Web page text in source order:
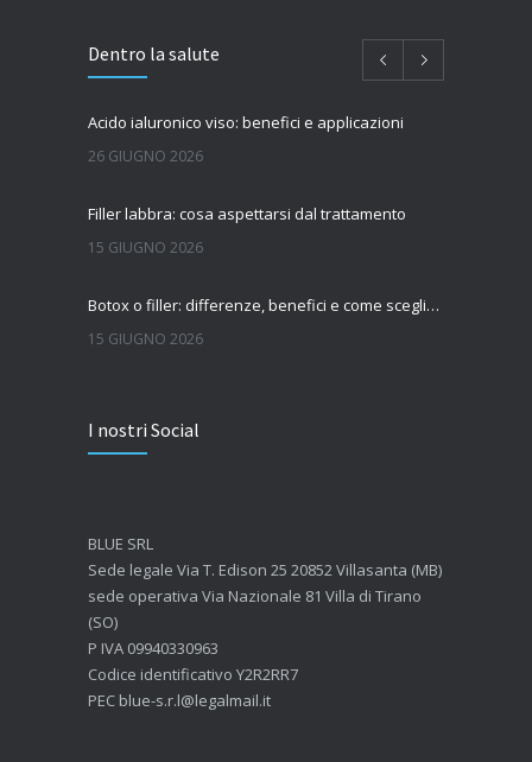
Dentro la salute
Acido ialuronico viso: benefici e applicazioni
26 GIUGNO 2026
Filler labbra: cosa aspettarsi dal trattamento
15 GIUGNO 2026
Botox o filler: differenze, benefici e come scegliere il trattamento più adatto
15 GIUGNO 2026
7 GIUGNO 2026
I nostri Social
BLUE SRL
Sede legale Via T. Edison 25 20852 Villasanta (MB)
sede operativa Via Nazionale 81 Villa di Tirano
(SO)
P IVA 09940330963
Codice identificativo Y2R2RR7
PEC blue-s.r.l@legalmail.it